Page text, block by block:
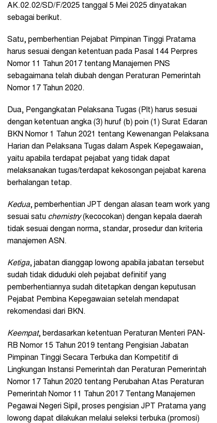
AK.02.02/SD/F/2025 tanggal 5 Mei 2025 dinyatakan
sebagai berikut.
Satu, pemberhentian Pejabat Pimpinan Tinggi Pratama
harus sesuai dengan ketentuan pada Pasal 144 Perpres
Nomor 11 Tahun 2017 tentang Manajemen PNS
sebagaimana telah diubah dengan Peraturan Pemerintah
Nomor 17 Tahun 2020.
Dua, Pengangkatan Pelaksana Tugas (Plt) harus sesuai
dengan ketentuan angka (3) huruf (b) poin (1) Surat Edaran
BKN Nomor 1 Tahun 2021 tentang Kewenangan Pelaksana
Harian dan Pelaksana Tugas dalam Aspek Kepegawaian,
yaitu apabila terdapat pejabat yang tidak dapat
melaksanakan tugas/terdapat kekosongan pejabat karena
berhalangan tetap.
Kedua, pemberhentian JPT dengan alasan team work yang
sesuai satu chemistry(kecocokan) dengan kepala daerah
tidak sesuai dengan norma, standar, prosedur dan kriteria
manajemen ASN.
Ketiga, jabatan dianggap lowong apabila jabatan tersebut
sudah tidak diduduki oleh pejabat definitif yang
pemberhentiannya sudah ditetapkan dengan keputusan
Pejabat Pembina Kepegawaian setelah mendapat
rekomendasi dari BKN.
Keempat, berdasarkan ketentuan Peraturan Menteri PAN-
RB Nomor 15 Tahun 2019 tentang Pengisian Jabatan
Pimpinan Tinggi Secara Terbuka dan Kompetitif di
Lingkungan Instansi Pemerintah dan Peraturan Pemerintah
Nomor 17 Tahun 2020 tentang Perubahan Atas Peraturan
Pemerintah Nomor 11 Tahun 2017 Tentang Manajemen
Pegawai Negeri Sipil, proses pengisian JPT Pratama yang
lowong dapat dilakukan melalui seleksi terbuka (promosi)